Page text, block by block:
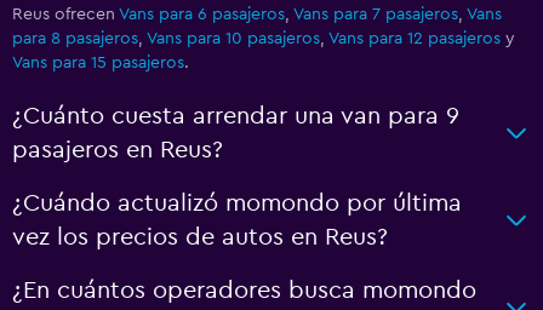
Reus ofrecen Vans para 6 pasajeros Vans para 7 pasajeros Vans
para 8 pasajeros Vans para 10 pasajeros Vans para 12 pasajeros y
Vans para 15 pasajeros.
¿Cuánto cuesta arrendar una van para 9
pasajeros en Reus?
¿Cuándo actualizó momondo por última
vez los precios de autos en Reus?
¿En cuántos operadores busca momondo